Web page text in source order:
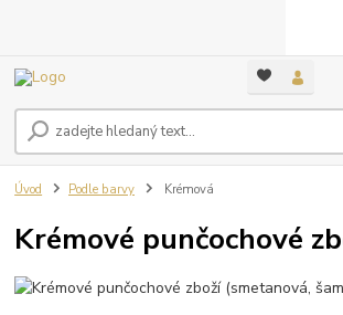
Úvod Podle barvy Krémová
Krémové punčochové